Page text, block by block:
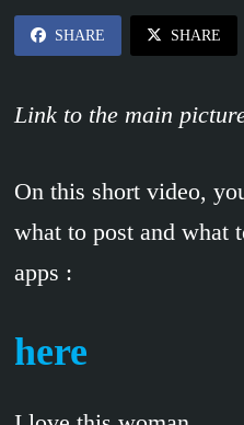
SHARE SHARE
Link to the main
On this short video,
what to post and what
apps :
here